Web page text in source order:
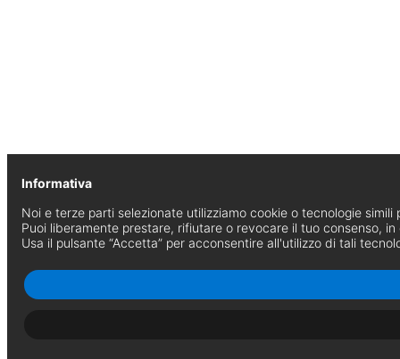
Informativa
Noi e terze parti selezionate utilizziamo cookie o tecnologie
Puoi liberamente prestare, rifiutare o revocare il tuo consenso, in
Usa il pulsante “Accetta” per acconsentire all'utilizzo di tali